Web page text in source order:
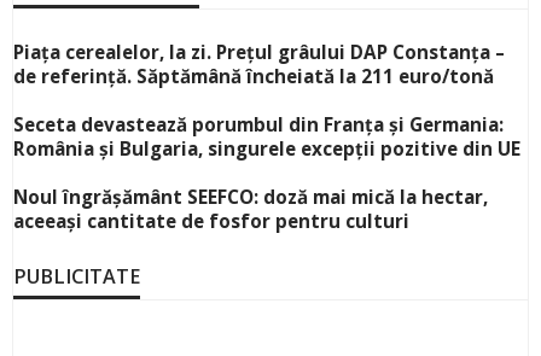
Piața cerealelor, la zi. Prețul grâului DAP Constanța –
de referință. Săptămână încheiată la 211 euro/tonă
Seceta devastează porumbul din Franța și Germania:
România și Bulgaria, singurele excepții pozitive din UE
Noul îngrășământ SEEFCO: doză mai mică la hectar,
aceeași cantitate de fosfor pentru culturi
PUBLICITATE